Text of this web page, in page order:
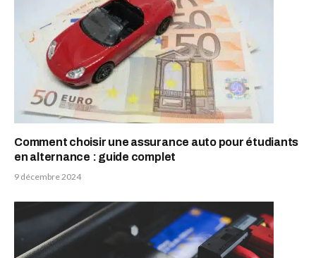
Comment choisir une assurance auto pour étudiants
en alternance : guide complet
9 décembre 2024